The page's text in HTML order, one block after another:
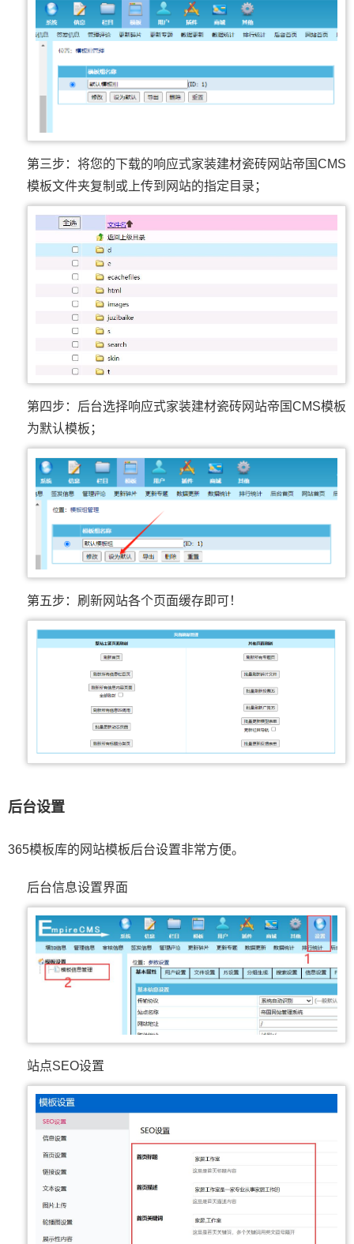
第三步：将您的下载的响应式家装建材瓷砖网站帝国CMS
模板文件夹复制或上传到网站的指定目录；
第四步：后台选择响应式家装建材瓷砖网站帝国CMS模板
为默认模板；
第五步：刷新网站各个页面缓存即可！
后台设置
365模板库的网站模板后台设置非常方便。
后台信息设置界面
站点SEO设置